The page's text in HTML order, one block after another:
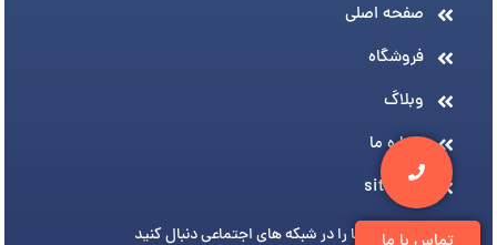
صفحه اصلی
فروشگاه
وبلاگ
درباره ما
sitemap
ما را در شبکه های اجتماعی دنبال کنید